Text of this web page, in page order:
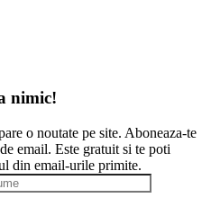
nimic!
o noutate pe site. Aboneaza-te
email. Este gratuit si te poti
din email-urile primite.